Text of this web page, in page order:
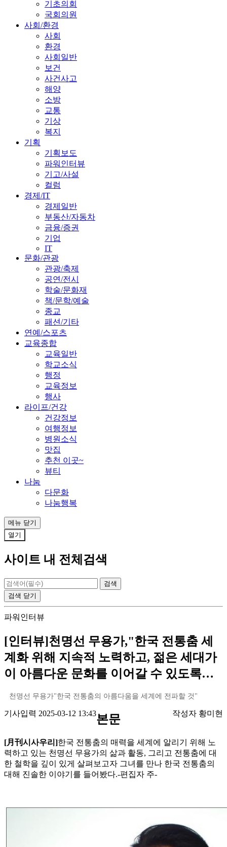
기초의회
국회의원
사회/환경
사회
환경
사회일반
보건
사건사고
해양
소방
교통
기상
복지
기획
기획보도
파워인터뷰
기고/사설
컬럼
경제/IT
경제일반
부동산/자동차
금융/증권
기업
IT
문화/관광
관광/축제
공연/전시
학술/문화재
책/문학/예술
종교
패션/기타
연예/스포츠
교육종합
교육일반
학교소식
행정
교육정보
행사
라이프/건강
건강정보
여행정보
병원소식
맛집
추천 이곳~
뷰티
나눔
다문화
나눔행복
메뉴 닫기
열기
사이트 내 전체검색
검색 닫기
파워인터뷰
[인터뷰]천명선 무용가,"한국 전통춤 세
계화 위해 지속적 노력하고, 젊은 세대가
이 아름다운 문화를 이어갈 수 있도록…
천명선 무용가"한국 전통춤의 아름다움을 세계에 전파할 것"
기사입력 2025-03-12 13:43 작성자 황미현
본문
[月刊시사우리]한국 전통춤의 매력을 세계에 알리기 위해 노
력하고 있는 천명선 무용가의 삶과 활동, 그리고 전통춤에 대
한 철학을 깊이 있게 살펴보고자 그녀를 만나 한국 전통춤의
대해 진솔한 이야기를 들어봤다.-편집자 주-